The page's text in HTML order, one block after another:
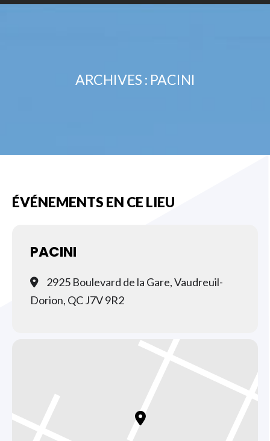
ARCHIVES : PACINI
ÉVÉNEMENTS EN CE LIEU
PACINI
2925 Boulevard de la Gare, Vaudreuil-
Dorion, QC J7V 9R2